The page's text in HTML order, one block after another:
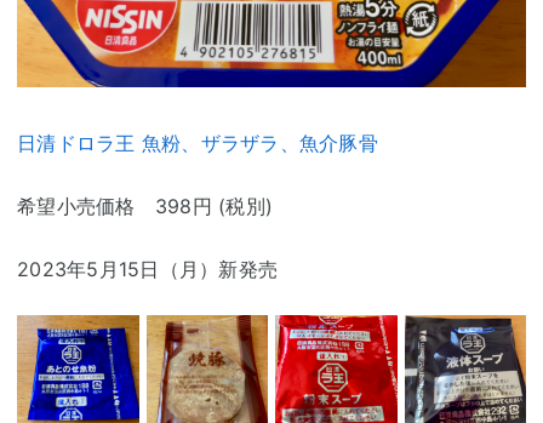
日清ドロラ王 魚粉、ザラザラ、魚介豚骨
希望小売価格 398円 (税別)
2023年5月15日（月）新発売